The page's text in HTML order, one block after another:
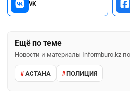
VK
Ещё по теме
Новости и материалы Informburo.kz
АСТАНА ПОЛИЦИЯ